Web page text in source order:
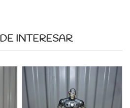
INTERESAR